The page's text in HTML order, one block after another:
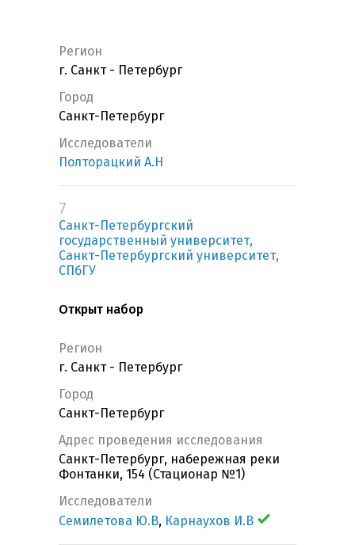
Регион
г. Санкт - Петербург
Город
Санкт-Петербург
Исследователи
Полторацкий А.Н
7
Санкт-Петербургский
государственный университет,
Санкт-Петербургский университет,
СПбГУ
Открыт набор
Регион
г. Санкт - Петербург
Город
Санкт-Петербург
Адрес проведения исследования
Санкт-Петербург, набережная реки
Фонтанки, 154 (Стационар №1)
Исследователи
Семилетова Ю.В, Карнаухов И.В